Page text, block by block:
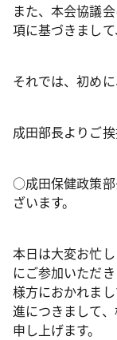
また、本会協議
項に基づきまし
それでは、初め
成田部長よりご
○成田保健政策部
ざいます。
本日は大変お忙
にご参加いただ
様方におかれま
進につきまして
申し上げます。